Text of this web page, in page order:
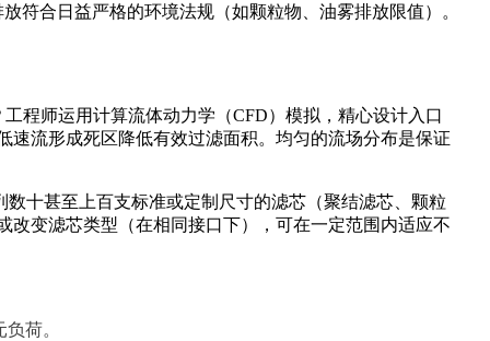
符合日益严格的环境法规（如颗粒物、油雾排放限值）。
程师运用计算流体动力学（CFD）模拟，精心设计入口
流形成死区降低有效过滤面积。均匀的流场分布是保证
十甚至上百支标准或定制尺寸的滤芯（聚结滤芯、颗粒
变滤芯类型（在相同接口下），可在一定范围内适应不
荷。